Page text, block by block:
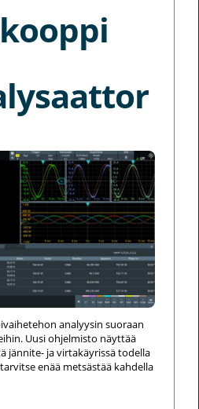
analyysin suoraan
Uusi ohjelmisto näyttää
jännite- ja virtakäyrissä todella
enää metsästää kahdella